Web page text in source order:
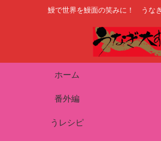
鰻で世界を鰻面の笑みに！ うな
ホーム
番外編
うレシピ